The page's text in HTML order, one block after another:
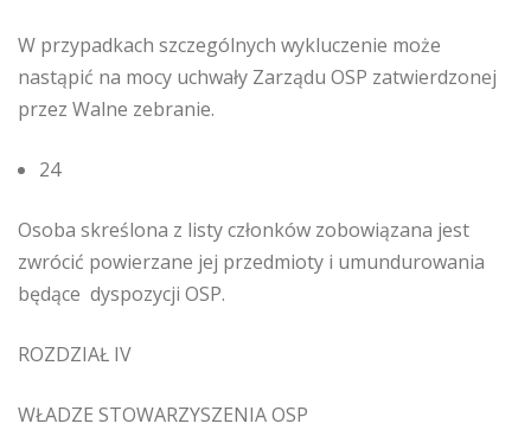
W przypadkach szczególnych wykluczenie może
nastąpić na mocy uchwały Zarządu OSP zatwierdzonej
przez Walne zebranie.
24
Osoba skreślona z listy członków zobowiązana jest
zwrócić powierzane jej przedmioty i umundurowania
będące dyspozycji OSP.
ROZDZIAŁ IV
WŁADZE STOWARZYSZENIA OSP